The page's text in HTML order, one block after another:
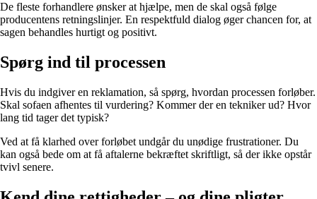
De fleste forhandlere ønsker at hjælpe, men de skal også følge
producentens retningslinjer. En respektfuld dialog øger chancen for, at
sagen behandles hurtigt og positivt.
Spørg ind til processen
Hvis du indgiver en reklamation, så spørg, hvordan processen forløber.
Skal sofaen afhentes til vurdering? Kommer der en tekniker ud? Hvor
lang tid tager det typisk?
Ved at få klarhed over forløbet undgår du unødige frustrationer. Du
kan også bede om at få aftalerne bekræftet skriftligt, så der ikke opstår
tvivl senere.